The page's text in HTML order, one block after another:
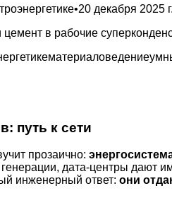
•20 декабря 2025 г.
в рабочие
материаловедение
путь к сети
прозаично:
дата-центры дают
инженерный ответ: они